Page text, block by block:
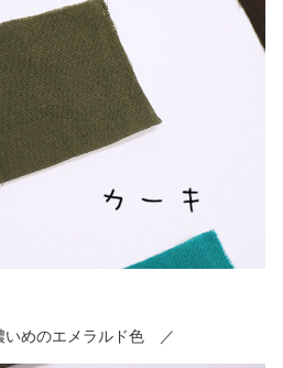
めのエメラルド色 ／